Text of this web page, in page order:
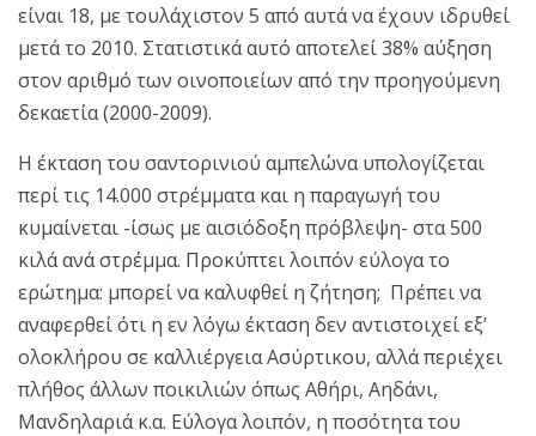
είναι 18, με τουλάχιστον 5 από αυτά να έχουν ιδρυθεί
μετά το 2010. Στατιστικά αυτό αποτελεί 38% αύξηση
στον αριθμό των οινοποιείων από την προηγούμενη
δεκαετία (2000-2009).
Η έκταση του σαντορινιού αμπελώνα υπολογίζεται
περί τις 14.000 στρέμματα και η παραγωγή του
κυμαίνεται -ίσως με αισιόδοξη πρόβλεψη- στα 500
κιλά ανά στρέμμα. Προκύπτει λοιπόν εύλογα το
ερώτημα: μπορεί να καλυφθεί η ζήτηση; Πρέπει να
αναφερθεί ότι η εν λόγω έκταση δεν αντιστοιχεί εξ’
ολοκλήρου σε καλλιέργεια Ασύρτικου, αλλά περιέχει
πλήθος άλλων ποικιλιών όπως Αθήρι, Αηδάνι,
Μανδηλαριά κ.α. Εύλογα λοιπόν, η ποσότητα του